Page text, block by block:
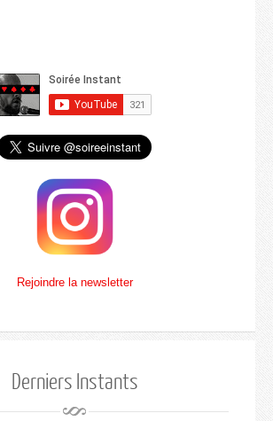
Rejoindre la newsletter
Derniers Instants